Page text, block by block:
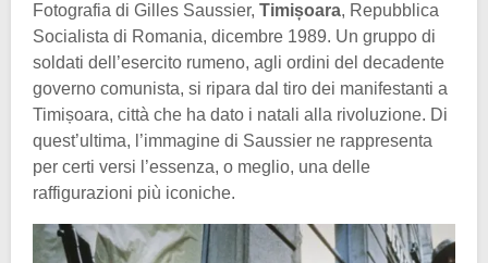
Fotografia di Gilles Saussier, Timișoara, Repubblica
Socialista di Romania, dicembre 1989. Un gruppo di
soldati dell’esercito rumeno, agli ordini del decadente
governo comunista, si ripara dal tiro dei manifestanti a
Timișoara, città che ha dato i natali alla rivoluzione. Di
quest’ultima, l’immagine di Saussier ne rappresenta
per certi versi l’essenza, o meglio, una delle
raffigurazioni più iconiche.